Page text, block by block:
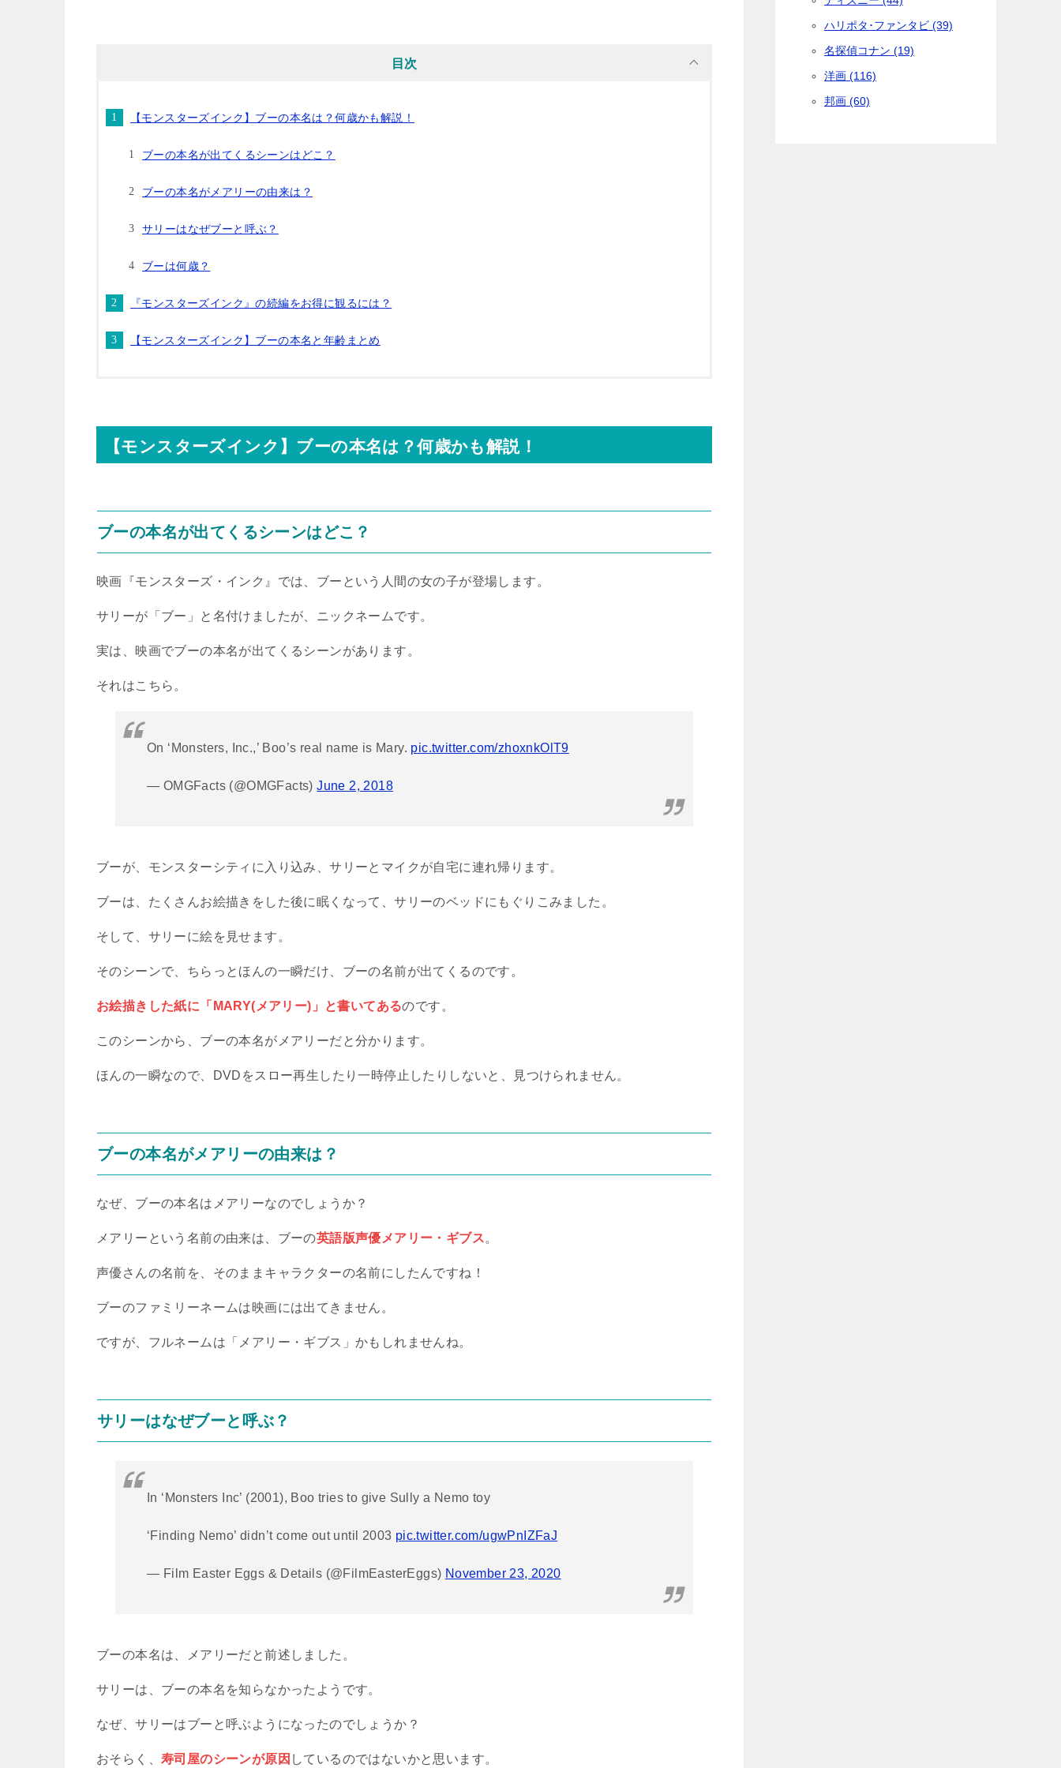
目次
【モンスターズインク】ブーの本名は？何歳かも解説！
ブーの本名が出てくるシーンはどこ？
ブーの本名がメアリーの由来は？
サリーはなぜブーと呼ぶ？
ブーは何歳？
『モンスターズインク』の続編をお得に観るには？
【モンスターズインク】ブーの本名と年齢まとめ
【モンスターズインク】ブーの本名は？何歳かも解説！
ブーの本名が出てくるシーンはどこ？
映画『モンスターズ・インク』では、ブーという人間の女の子が登場します。
サリーが「ブー」と名付けましたが、ニックネームです。
実は、映画でブーの本名が出てくるシーンがあります。
それはこちら。
On ‘Monsters, Inc.,’ Boo’s real name is Mary. pic.twitter.com/zhoxnkOlT9
— OMGFacts (@OMGFacts)June 2, 2018
ブーが、モンスターシティに入り込み、サリーとマイクが自宅に連れ帰ります。
ブーは、たくさんお絵描きをした後に眠くなって、サリーのベッドにもぐりこみました。
そして、サリーに絵を見せます。
そのシーンで、ちらっとほんの一瞬だけ、ブーの名前が出てくるのです。
お絵描きした紙に「MARY(メアリー)」と書いてあるのです。
このシーンから、ブーの本名がメアリーだと分かります。
ほんの一瞬なので、DVDをスロー再生したり一時停止したりしないと、見つけられません。
ブーの本名がメアリーの由来は？
なぜ、ブーの本名はメアリーなのでしょうか？
メアリーという名前の由来は、ブーの英語版声優メアリー・ギブス。
声優さんの名前を、そのままキャラクターの名前にしたんですね！
ブーのファミリーネームは映画には出てきません。
ですが、フルネームは「メアリー・ギブス」かもしれませんね。
サリーはなぜブーと呼ぶ？
In ‘Monsters Inc’ (2001), Boo tries to give Sully a Nemo toy
‘Finding Nemo’ didn’t come out until 2003 pic.twitter.com/ugwPnIZFaJ
— Film Easter Eggs & Details (@FilmEasterEggs) November 23, 2020
ブーの本名は、メアリーだと前述しました。
サリーは、ブーの本名を知らなかったようです。
なぜ、サリーはブーと呼ぶようになったのでしょうか？
おそらく、 寿司屋のシーンが原因 しているのではないかと思います。
ハリポタ･ファンタビ (39)
名探偵コナン (19)
洋画 (116)
邦画 (60)